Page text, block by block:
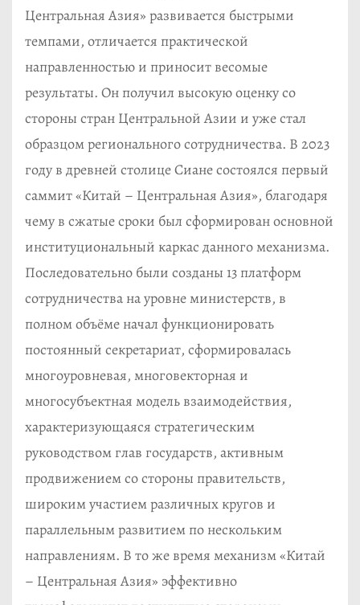
Центральная Азия» развивается быстрыми
темпами, отличается практической
направленностью и приносит весомые
результаты. Он получил высокую оценку со
стороны стран Центральной Азии и уже стал
образцом регионального сотрудничества. В 2023
году в древней столице Сиане состоялся первый
саммит «Китай – Центральная Азия», благодаря
чему в сжатые сроки был сформирован основной
институциональный каркас данного механизма.
Последовательно были созданы 13 платформ
сотрудничества на уровне министерств, в
полном объёме начал функционировать
постоянный секретариат, сформировалась
многоуровневая, многовекторная и
многосубъектная модель взаимодействия,
характеризующаяся стратегическим
руководством глав государств, активным
продвижением со стороны правительств,
широким участием различных кругов и
параллельным развитием по нескольким
направлениям. В то же время механизм «Китай
– Центральная Азия» эффективно